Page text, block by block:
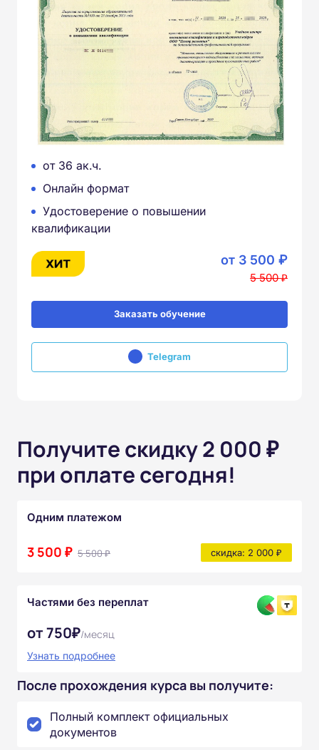
от 36 ак.ч.
Онлайн формат
Удостоверение о повышении
квалификации
от 3 500 ₽
5 500 ₽
Заказать обучение
Telegram
Получите скидку 2 000 ₽
при оплате сегодня!
Одним платежом
3 500 ₽ 5 500 ₽ скидка: 2 000 ₽
Частями без переплат
от 750₽/месяц
Узнать подробнее
После прохождения курса вы получите:
Полный комплект официальных
документов